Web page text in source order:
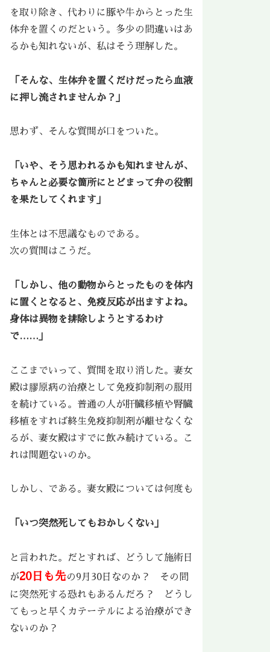
を取り除き、代わりに豚や牛からとった生
体弁を置くのだという。多少の間違いはあ
るかも知れないが、私はそう理解した。
「そんな、生体弁を置くだけだったら血液
に押し流されませんか？」
思わず、そんな質問が口をついた。
「いや、そう思われるかも知れませんが、
ちゃんと必要な箇所にとどまって弁の役割
を果たしてくれます」
生体とは不思議なものである。
次の質問はこうだ。
「しかし、他の動物からとったものを体内
に置くとなると、免疫反応が出ますよね。
身体は異物を排除しようとするわけ
で……」
ここまでいって、質問を取り消した。妻女
殿は膠原病の治療として免疫抑制剤の服用
を続けている。普通の人が肝臓移植や腎臓
移植をすれば終生免疫抑制剤が離せなくな
るが、妻女殿はすでに飲み続けている。こ
れは問題ないのか。
しかし、である。妻女殿については何度も
「いつ突然死してもおかしくない」
と言われた。だとすれば、どうして施術日
が20日も先の9月30日なのか？ その間
に突然死する恐れもあるんだろ？ どうし
てもっと早くカテーテルによる治療ができ
ないのか？